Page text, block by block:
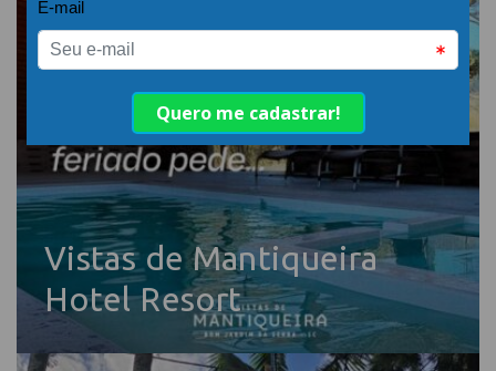
Vistas de Mantiqueira
Hotel Resort